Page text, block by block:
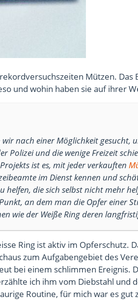
Mützen. Das
und wohin haben sie auf ihrer
nach einer Möglichkeit gesucht,
Polizei und die wenige Freizeit
ist es, mit jeder verkauften
im Dienst kennen und
helfen, die sich selbst nicht mehr
an dem man die Opfer einer
wie der Weiße Ring deren
Ring ist aktiv im Opferschutz.
zum Aufgabengebiet des
bei einem schlimmen Ereignis.
ich ihm vom Diebstahl und
Routine, für mich war es gut